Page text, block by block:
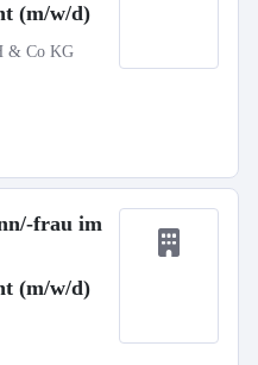
(m/w/d)
& Co KG
frau im
(m/w/d)